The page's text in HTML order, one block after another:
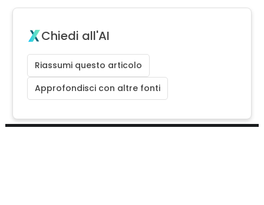
Chiedi all'AI
Riassumi questo articolo
Approfondisci con altre fonti